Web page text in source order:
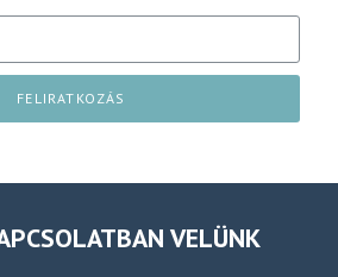
FELIRATKOZÁS
VELÜNK